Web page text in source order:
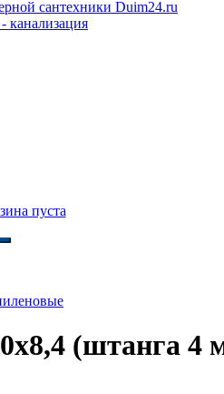
канализация
пуста
(штанга 4